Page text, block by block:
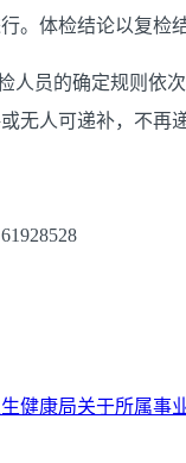
。体检结论以复检
人员的确定规则依
无人可递补，不再
61928528
健康局关于所属事